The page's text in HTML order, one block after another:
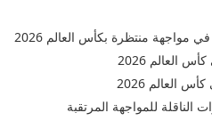
مواجهة منتظرة بكأس العالم 2026
العالم 2026
العالم 2026